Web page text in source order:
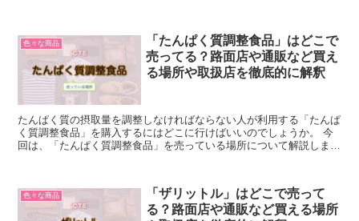
色々な商品
「たんぱく質調整食品」はどこで
売ってる？路面店や通販など買え
る場所や取扱店を徹底的に解釈
たんぱく質の摂取量を調整しなければならない人が利用する「たんぱ
く質調整食品」を購入するにはどこに行けばいいのでしょうか。 今
回は、「たんぱく質調整食品」を売っている場所について解説しま
色々な商品
「ザリットル」はどこで売って
る？路面店や通販など買える場所